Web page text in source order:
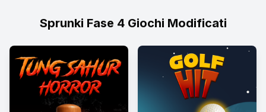
Sprunki Fase 4 Giochi Modificati